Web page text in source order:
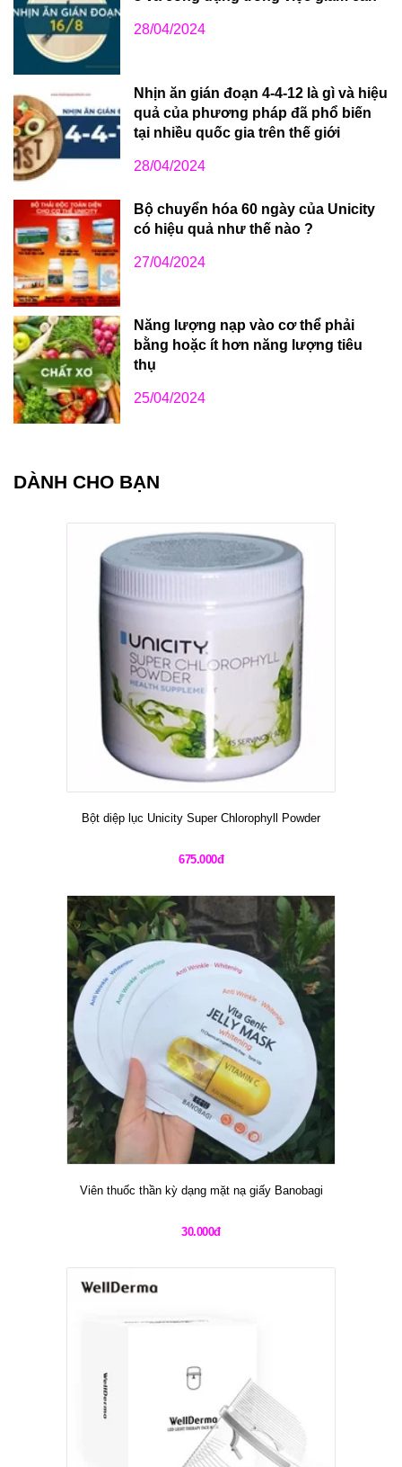
28/04/2024
Nhịn ăn gián đoạn 4-4-12 là gì và hiệu
quả của phương pháp đã phổ biến
tại nhiều quốc gia trên thế giới
28/04/2024
Bộ chuyển hóa 60 ngày của Unicity
có hiệu quả như thế nào ?
27/04/2024
Năng lượng nạp vào cơ thể phải
bằng hoặc ít hơn năng lượng tiêu
thụ
25/04/2024
DÀNH CHO BẠN
Bột diệp lục Unicity Super Chlorophyll Powder
675.000đ
Viên thuốc thần kỳ dạng mặt nạ giấy Banobagi
30.000đ